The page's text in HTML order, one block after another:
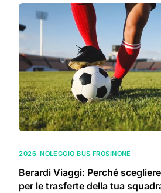
2026,NOLEGGIO BUS FROSINONE
Berardi Viaggi: Perché
per le trasferte della tua